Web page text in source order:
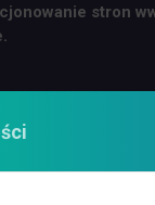
stron